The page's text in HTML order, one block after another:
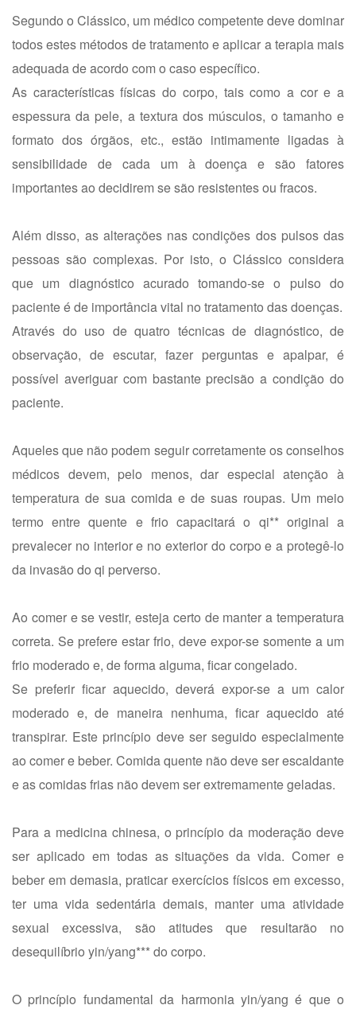
Segundo o Clássico, um médico competente deve dominar
todos estes métodos de tratamento e aplicar a terapia mais
adequada de acordo com o caso específico.
As características físicas do corpo, tais como a cor e a
espessura da pele, a textura dos músculos, o tamanho e
formato dos órgãos, etc., estão intimamente ligadas à
sensibilidade de cada um à doença e são fatores
importantes ao decidirem se são resistentes ou fracos.
Além disso, as alterações nas condições dos pulsos das
pessoas são complexas. Por isto, o Clássico considera
que um diagnóstico acurado tomando-se o pulso do
paciente é de importância vital no tratamento das doenças.
Através do uso de quatro técnicas de diagnóstico, de
observação, de escutar, fazer perguntas e apalpar, é
possível averiguar com bastante precisão a condição do
paciente.
Aqueles que não podem seguir corretamente os conselhos
médicos devem, pelo menos, dar especial atenção à
temperatura de sua comida e de suas roupas. Um meio
termo entre quente e frio capacitará o qi** original a
prevalecer no interior e no exterior do corpo e a protegê-lo
da invasão do qi perverso.
Ao comer e se vestir, esteja certo de manter a temperatura
correta. Se prefere estar frio, deve expor-se somente a um
frio moderado e, de forma alguma, ficar congelado.
Se preferir ficar aquecido, deverá expor-se a um calor
moderado e, de maneira nenhuma, ficar aquecido até
transpirar. Este princípio deve ser seguido especialmente
ao comer e beber. Comida quente não deve ser escaldante
e as comidas frias não devem ser extremamente geladas.
Para a medicina chinesa, o princípio da moderação deve
ser aplicado em todas as situações da vida. Comer e
beber em demasia, praticar exercícios físicos em excesso,
ter uma vida sedentária demais, manter uma atividade
sexual excessiva, são atitudes que resultarão no
desequilíbrio yin/yang*** do corpo.
O princípio fundamental da harmonia yin/yang é que o